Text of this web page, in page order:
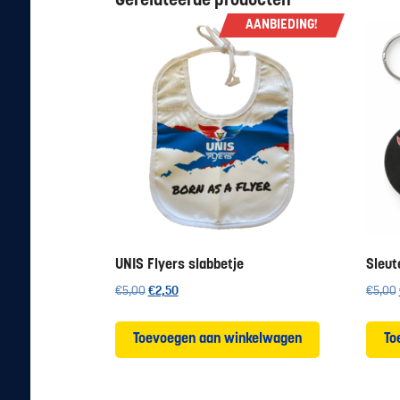
AANBIEDING!
UNIS Flyers slabbetje
€5,00 Oorspronkelijke
€5,00.
€2,50Huidige
€2,50.
Toevoegen aan winkelwagen
€5,00